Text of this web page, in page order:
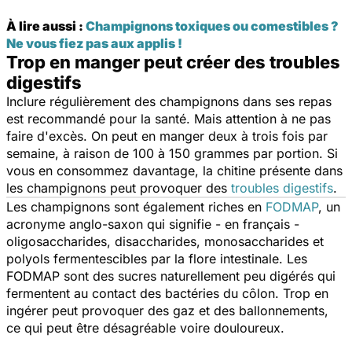
À lire aussi : Champignons toxiques ou comestibles ?
Ne vous fiez pas aux applis !
Trop en manger peut créer des troubles
digestifs
Inclure régulièrement des champignons dans ses repas
est recommandé pour la santé. Mais attention à ne pas
faire d'excès. On peut en manger deux à trois fois par
semaine, à raison de 100 à 150 grammes par portion. Si
vous en consommez davantage, la chitine présente dans
les champignons peut provoquer des troubles digestifs.
Les champignons sont également riches en FODMAP, un
acronyme anglo-saxon qui signifie - en français -
oligosaccharides, disaccharides, monosaccharides et
polyols fermentescibles par la flore intestinale. Les
FODMAP sont des sucres naturellement peu digérés qui
fermentent au contact des bactéries du côlon. Trop en
ingérer peut provoquer des gaz et des ballonnements,
ce qui peut être désagréable voire douloureux.